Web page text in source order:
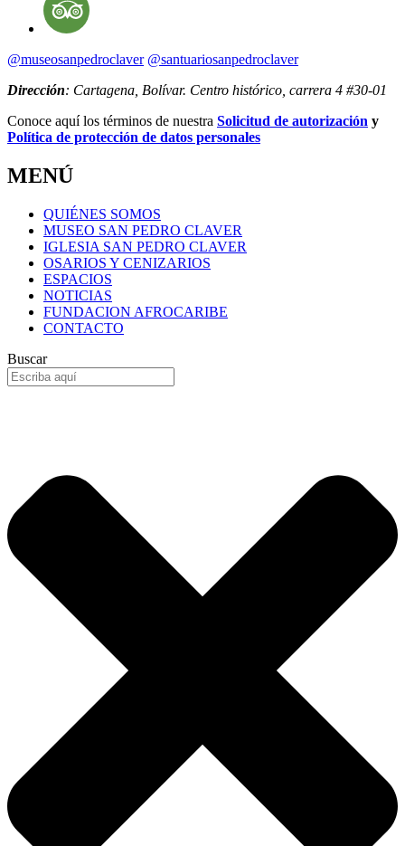
@museosanpedroclaver @santuariosanpedroclaver
Dirección: Cartagena, Bolívar. Centro histórico, carrera 4 #30-01
Conoce aquí los términos de nuestra Solicitud de autorización y
Política de protección de datos personales
MENÚ
QUIÉNES SOMOS
MUSEO SAN PEDRO CLAVER
IGLESIA SAN PEDRO CLAVER
OSARIOS Y CENIZARIOS
ESPACIOS
NOTICIAS
FUNDACION AFROCARIBE
CONTACTO
Buscar